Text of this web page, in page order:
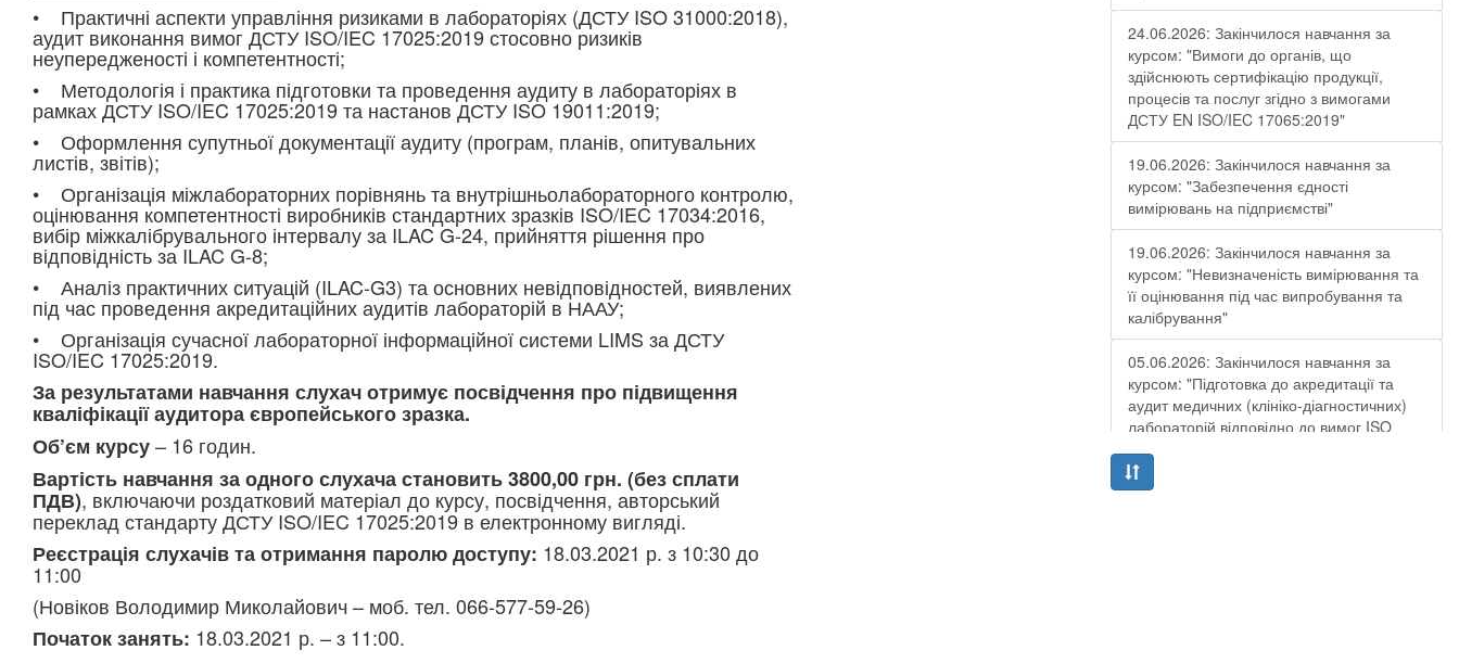
• Практичні аспекти управління ризиками в лабораторіях (ДСТУ ISO 31000:2018),
аудит виконання вимог ДСТУ ISO/IEC 17025:2019 стосовно ризиків
неупередженості і компетентності;
• Методологія і практика підготовки та проведення аудиту в лабораторіях в
рамках ДСТУ ISO/IEC 17025:2019 та настанов ДСТУ ISO 19011:2019;
• Оформлення супутньої документації аудиту (програм, планів, опитувальних
листів, звітів);
• Організація міжлабораторних порівнянь та внутрішньолабораторного контролю,
оцінювання компетентності виробників стандартних зразків ISO/IEC 17034:2016,
вибір міжкалібрувального інтервалу за ILAC G-24, прийняття рішення про
відповідність за ILAC G-8;
• Аналіз практичних ситуацій (ILAC-G3) та основних невідповідностей, виявлених
під час проведення акредитаційних аудитів лабораторій в НААУ;
• Організація сучасної лабораторної інформаційної системи LIMS за ДСТУ
ISO/IEC 17025:2019.
За результатами навчання слухач отримує посвідчення про підвищення
кваліфікації аудитора європейського зразка.
Об’єм курсу– 16 годин.
Вартість навчання за одного слухача становить 3800,00 грн. (без сплати
ПДВ), включаючи роздатковий матеріал до курсу, посвідчення, авторський
переклад стандарту ДСТУ ISO/IEC 17025:2019 в електронному вигляді.
Реєстрація слухачів та отримання паролю доступу: 18.03.2021 р. з 10:30 до
11:00
(Новіков Володимир Миколайович – моб. тел. 066-577-59-26)
Початок занять: 18.03.2021 р. – з 11:00.
24.06.2026: Закінчилося навчання за
курсом: "Вимоги до органів, що
здійснюють сертифікацію продукції,
процесів та послуг згідно з вимогами
ДСТУ EN ISO/IEC 17065:2019"
19.06.2026: Закінчилося навчання за
курсом: "Забезпечення єдності
вимірювань на підприємстві"
19.06.2026: Закінчилося навчання за
курсом: "Невизначеність вимірювання та
її оцінювання під час випробування та
калібрування"
05.06.2026: Закінчилося навчання за
курсом: "Підготовка до акредитації та
аудит медичних (клініко-діагностичних)
лабораторій відповідно до вимог ISO
15189:2022"
04.06.2026: Закінчилось навчання за